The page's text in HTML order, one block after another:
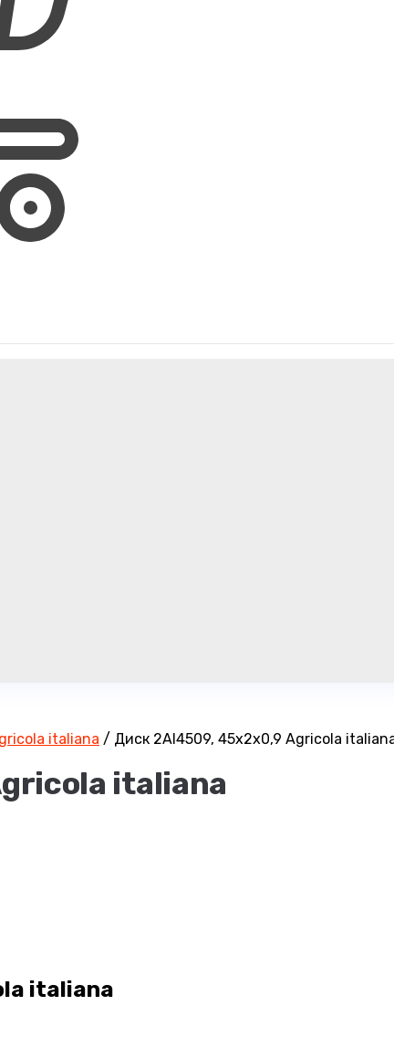
italiana / Диск 2AI4509, 45х2х0,9 Agricola
italiana
italiana